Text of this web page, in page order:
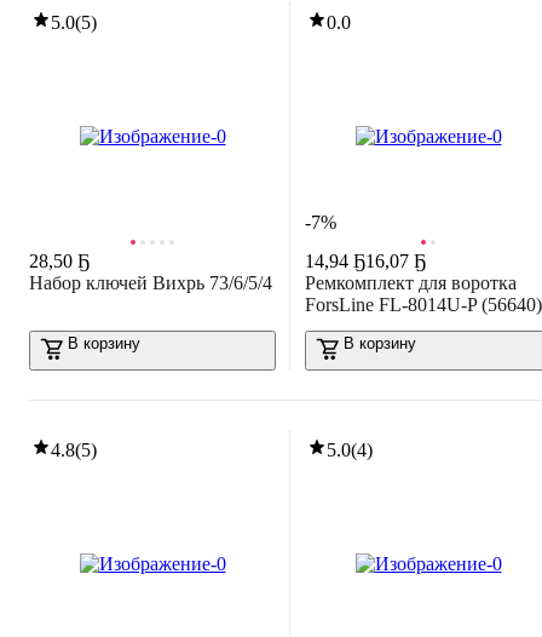
5.0(5)
28,50 Ҕ
Набор ключей Вихрь 73/6/5/4
В корзину
0.0
-7%
14,94 Ҕ16,07 Ҕ
Ремкомплект для воротка
ForsLine FL-8014U-P (56640)
В корзину
4.8(5) 5.0(4)